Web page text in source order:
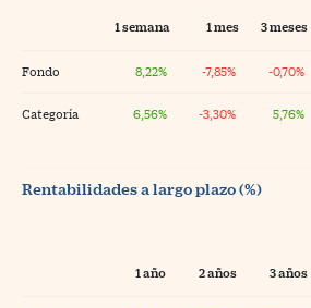
1 semana 1 mes 3 meses
Fondo 8,22% -7,85% -0,70%
Categoría 6,56% -3,30% 5,76%
Rentabilidades a largo plazo (%)
1 año 2 años 3 años